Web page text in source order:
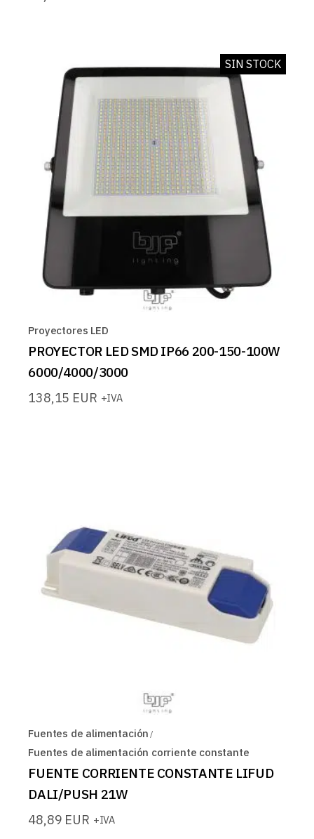
SIN STOCK
Proyectores LED
PROYECTOR LED SMD IP66 200-150-100W
6000/4000/3000
138,15 EUR +IVA
Fuentes de alimentación
Fuentes de alimentación corriente constante
FUENTE CORRIENTE CONSTANTE LIFUD
DALI/PUSH 21W
48,89 EUR +IVA